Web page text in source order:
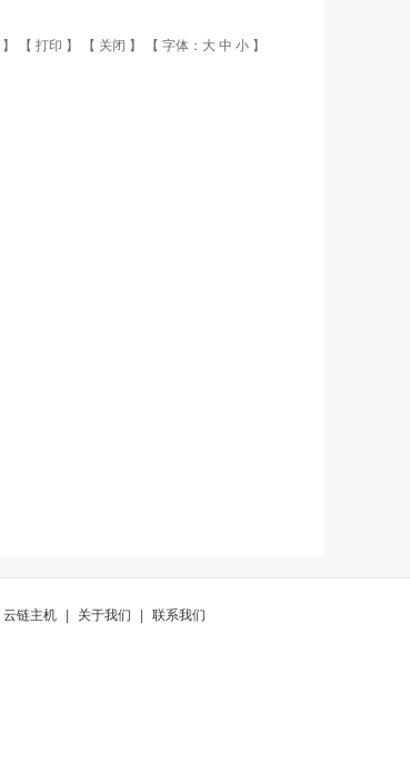
】 【 打印 】 【 关闭 】 【 字体： 大中 小 】
云链主机 | 关于我们 | 联系我们